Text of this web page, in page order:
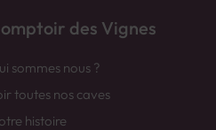
des Vignes
sommes nous ?
toutes nos caves
histoire